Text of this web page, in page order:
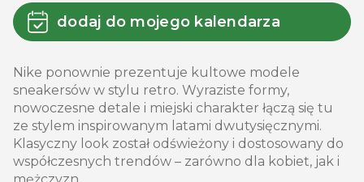
dodaj do mojego kalendarza
Nike ponownie prezentuje kultowe modele
sneakersów w stylu retro. Wyraziste formy,
nowoczesne detale i miejski charakter łączą się tu
ze stylem inspirowanym latami dwutysięcznymi.
Klasyczny look został odświeżony i dostosowany do
współczesnych trendów – zarówno dla kobiet, jak i